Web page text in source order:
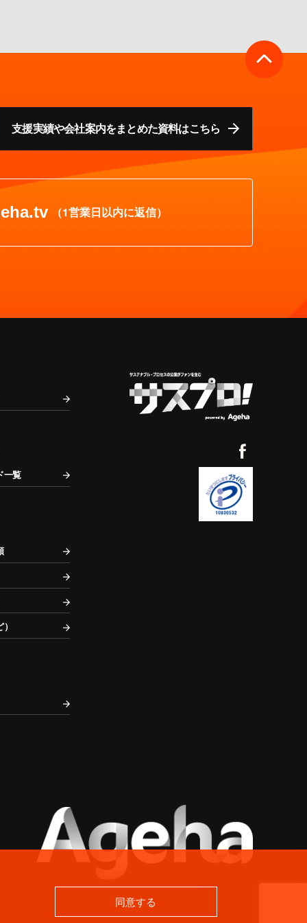
支援実績や会社案内をまとめた資料はこちら
（1営業日以内に返信）
一覧
同意する